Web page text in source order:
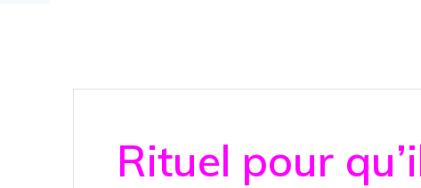
Rituel pour